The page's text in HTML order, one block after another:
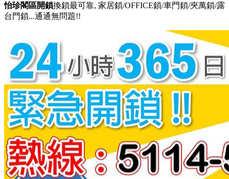
怡珍閣區開鎖換鎖最可靠, 家居鎖/OFFICE鎖/車門鎖/夾萬鎖/露
台門鎖...通通無問題!!